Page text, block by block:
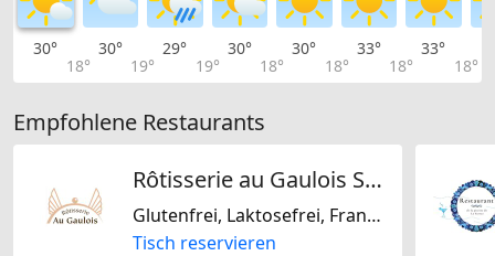
30°
18°
30°
19°
29°
19°
30°
18°
30°
18°
33°
18°
33°
18°
Empfohlene Restaurants
Rôtisserie au Gaulois Sàrl
Glutenfrei, Laktosefrei, Französisch, International, Regional
Tisch reservieren